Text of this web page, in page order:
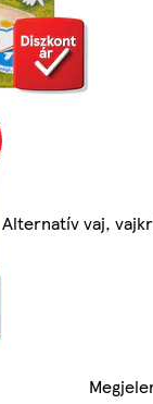
Alternatív vaj,